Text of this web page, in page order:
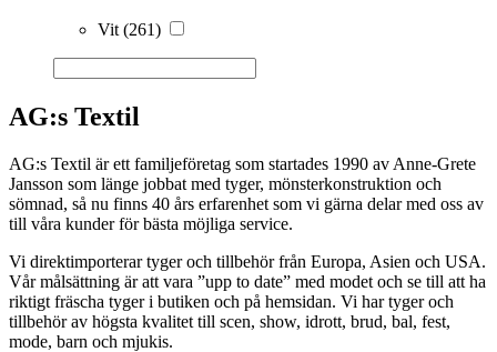
Vit (261)
AG:s Textil
AG:s Textil är ett familjeföretag som startades 1990 av Anne-Grete
Jansson som länge jobbat med tyger, mönsterkonstruktion och
sömnad, så nu finns 40 års erfarenhet som vi gärna delar med oss av
till våra kunder för bästa möjliga service.
Vi direktimporterar tyger och tillbehör från Europa, Asien och USA.
Vår målsättning är att vara ”upp to date” med modet och se till att ha
riktigt fräscha tyger i butiken och på hemsidan. Vi har tyger och
tillbehör av högsta kvalitet till scen, show, idrott, brud, bal, fest,
mode, barn och mjukis.